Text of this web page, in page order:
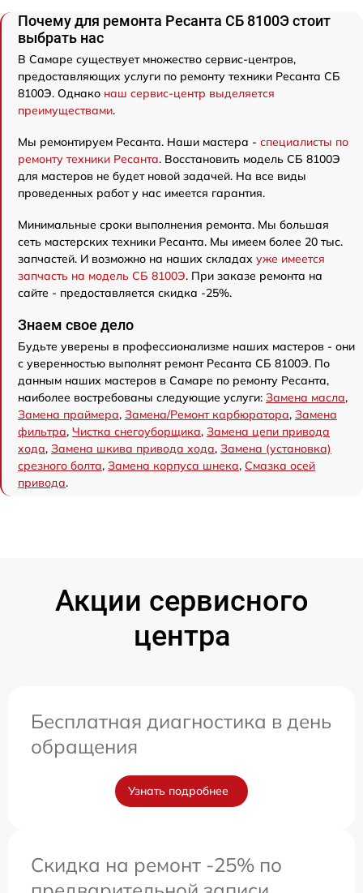
Почему для ремонта Ресанта СБ 8100Э стоит
выбрать нас
В Самаре существует множество сервис-центров,
предоставляющих услуги по ремонту техники Ресанта СБ
8100Э. Однако наш сервис-центр выделяется
преимуществами.
Мы ремонтируем Ресанта. Наши мастера - специалисты по
ремонту техники Ресанта. Восстановить модель СБ 8100Э
для мастеров не будет новой задачей. На все виды
проведенных работ у нас имеется гарантия.
Минимальные сроки выполнения ремонта. Мы большая
сеть мастерских техники Ресанта. Мы имеем более 20 тыс.
запчастей. И возможно на наших складах уже имеется
запчасть на модель СБ 8100Э. При заказе ремонта на
сайте - предоставляется скидка -25%.
Знаем свое дело
Будьте уверены в профессионализме наших мастеров - они
с уверенностью выполнят ремонт Ресанта СБ 8100Э. По
данным наших мастеров в Самаре по ремонту Ресанта,
наиболее востребованы следующие услуги: Замена масла,
Замена праймера, Замена/Pемонт карбюратора, Замена
фильтра, Чистка снегоуборщика, Замена цепи привода
хода, Замена шкива привода хода, Замена (установка)
срезного болта, Замена корпуса шнека, Смазка осей
привода.
Акции сервисного
центра
Бесплатная диагностика в день
обращения
Узнать подробнее
Скидка на ремонт -25% по